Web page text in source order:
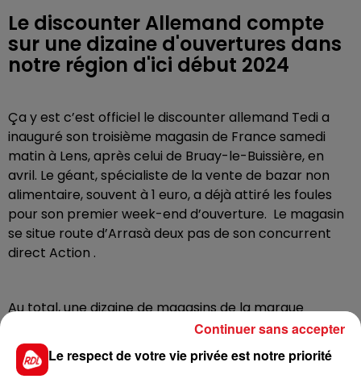
Le discounter Allemand compte
sur une dizaine d'ouvertures dans
notre région d'ici début 2024
Ça y est c’est officiel le discounter allemand Tedi a
inauguré son troisième magasin de France samedi
matin à Lens, après celui de Bruay-le-Buissière, en
avril. Le géant, spécialiste de la vente de bazar non
alimentaire, souvent à 1 euro, a déjà attiré les foules
pour son premier week-end d’ouverture. Le magasin
se situe route d’Arrasà deux pas de son concurrent
direct Action .
Au total, une dizaine de magasins de la marque
devraient voir le jour dans le nord et l’ouest de la
France d’ici 2024.
Le respect de votre vie privée est notre priorité
Continuer sans accepter